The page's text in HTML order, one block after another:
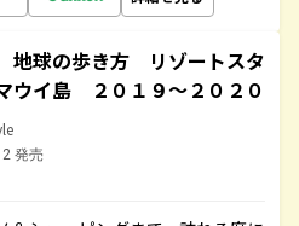
地球の歩き方 リゾートスタ
イ島 ２０１９～２０２０
発売